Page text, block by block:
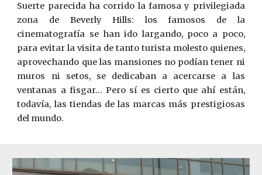
Suerte parecida ha corrido la famosa y privilegiada
zona de Beverly Hills: los famosos de la
cinematografía se han ido largando, poco a poco,
para evitar la visita de tanto turista molesto quienes,
aprovechando que las mansiones no podían tener ni
muros ni setos, se dedicaban a acercarse a las
ventanas a fisgar… Pero sí es cierto que ahí están,
todavía, las tiendas de las marcas más prestigiosas
del mundo.